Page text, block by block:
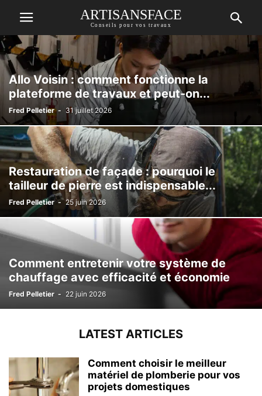
ARTISANSFACE
Conseils pour vos travaux
Allo Voisin : comment fonctionne la
plateforme de travaux et peut-on...
Fred Pelletier - 31 juillet 2026
Restauration de façade : pourquoi le
tailleur de pierre est indispensable...
Fred Pelletier - 25 juin 2026
Comment entretenir votre système de
chauffage avec efficacité et économie
Fred Pelletier - 22 juin 2026
LATEST ARTICLES
Comment choisir le meilleur
matériel de plomberie pour vos
projets domestiques